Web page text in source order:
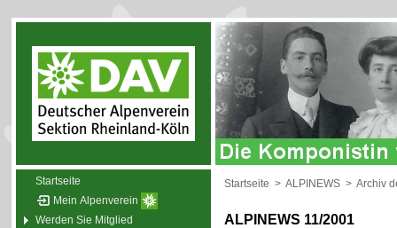
Startseite
Mein Alpenverein
Werden Sie Mitglied
Startseite > ALPINEWS > Archiv
ALPINEWS 11/2001